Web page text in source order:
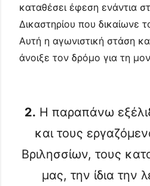
καταθέσει έφεση ενάντια
Δικαστηρίου που δικαίωνε
Αυτή η αγωνιστική στάση
άνοιξε τον δρόμο για τη
2. Η παραπάνω
και τους
Βριλησσίων, τους
μας, την ίδια την